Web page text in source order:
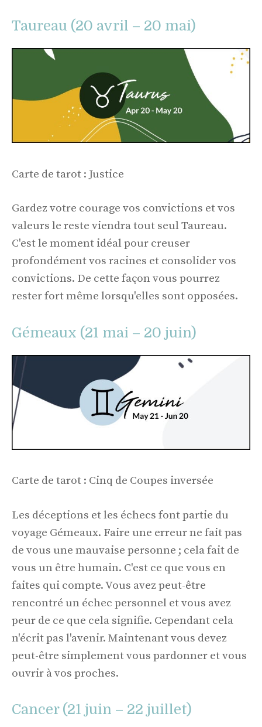
Taureau (20 avril – 20 mai)
Carte de tarot : Justice
Gardez votre courage vos convictions et vos
valeurs le reste viendra tout seul Taureau.
C'est le moment idéal pour creuser
profondément vos racines et consolider vos
convictions. De cette façon vous pourrez
rester fort même lorsqu'elles sont opposées.
Gémeaux (21 mai – 20 juin)
Carte de tarot : Cinq de Coupes inversée
Les déceptions et les échecs font partie du
voyage Gémeaux. Faire une erreur ne fait pas
de vous une mauvaise personne ; cela fait de
vous un être humain. C'est ce que vous en
faites qui compte. Vous avez peut-être
rencontré un échec personnel et vous avez
peur de ce que cela signifie. Cependant cela
n'écrit pas l'avenir. Maintenant vous devez
peut-être simplement vous pardonner et vous
ouvrir à vos proches.
Cancer (21 juin – 22 juillet)